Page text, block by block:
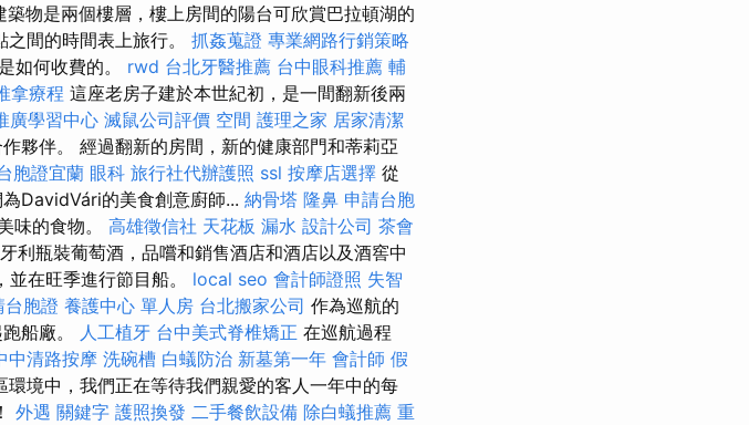
築物是兩個樓層，樓上房間的陽台可欣賞巴拉頓湖的
間的時間表上旅行。 抓姦蒐證 專業網路行銷策略
如何收費的。 rwd 台北牙醫推薦 台中眼科推薦 輔
拿療程 這座老房子建於本世紀初，是一間翻新後兩
廣學習中心 滅鼠公司評價 空間 護理之家 居家清潔
夥伴。 經過翻新的房間，新的健康部門和蒂莉亞
胞證宜蘭 眼科 旅行社代辦護照 ssl 按摩店選擇 從
DavidVári的美食創意廚師... 納骨塔 隆鼻 申請台胞
味的食物。 高雄徵信社 天花板 漏水 設計公司 茶會
利瓶裝葡萄酒，品嚐和銷售酒店和酒店以及酒窖中
在旺季進行節目船。 local seo 會計師證照 失智
台胞證 養護中心 單人房 台北搬家公司 作為巡航的
船廠。
人工植牙 台中美式脊椎矯正 在巡航過程
中清路按摩 洗碗槽 白蟻防治 新墓第一年 會計師 假
境中，我們正在等待我們親愛的客人一年中的每
外遇 關鍵字 護照換發 二手餐飲設備 除白蟻推薦 重